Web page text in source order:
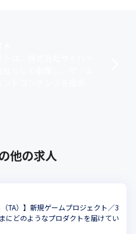
他の求人
（TA）】新規ゲームプロジェクト／3
にどのようなプロダクトを届けてい